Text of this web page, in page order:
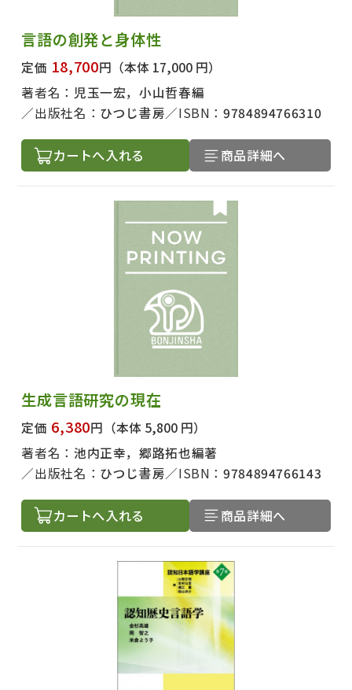
言語の創発と身体性
定価 18,700円 （本体 17,000 円）
著者名： 児玉一宏，小山哲春編
出版社名： ひつじ書房 ISBN：9784894766310
カートへ入れる 商品詳細へ
生成言語研究の現在
定価 6,380円 （本体 5,800 円）
著者名： 池内正幸，郷路拓也編著
出版社名： ひつじ書房 ISBN：9784894766143
カートへ入れる 商品詳細へ